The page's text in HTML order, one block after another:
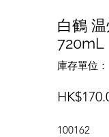
白鶴
720mL
庫存單位
100162